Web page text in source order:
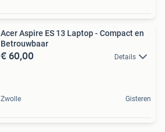
Acer Aspire ES 13 Laptop - Compact en
Betrouwbaar
€ 60,00 Details
Zwolle Gisteren